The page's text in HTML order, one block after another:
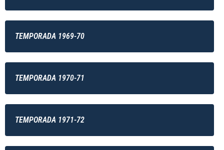
TEMPORADA 1969-70
TEMPORADA 1970-71
TEMPORADA 1971-72